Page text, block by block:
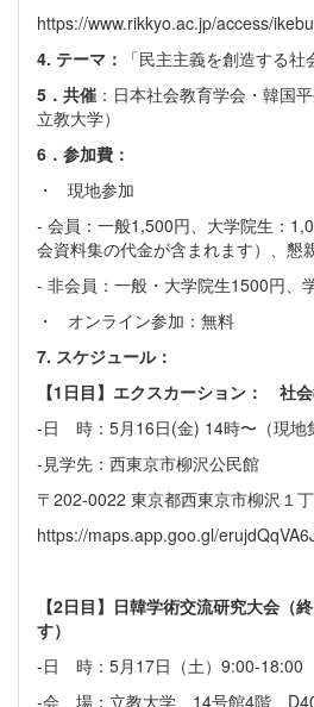
https://www.rikkyo.ac.jp/access/
4. テーマ：
「民主主義を創造する社
5．共催 ：日本社会教育学会・韓国
立教大学）
6．参加費：
・ 現地参加
- 会員：一般1,500円、大学院生：
会資料集の代金が含まれます）、懇
- 非会員：一般・大学院生1500円、
・ オンライン参加：無料
7. スケジュール：
【1日目】エクスカーション： 社
-日 時：5月16日(金) 14時〜（現地
-見学先：西東京市柳沢公民館
〒202-0022 東京都西東京市柳沢１
https://maps.app.goo.gl/
【2日目】日韓学術交流研究大会（
す）
-日 時：5月17日（土）9:00-18:00
-会 場：立教大学 14号館4階